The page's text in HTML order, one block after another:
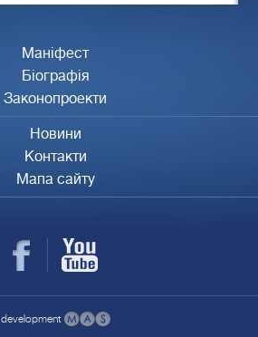
Маніфест
Біографія
Законопроекти
Новини
Контакти
Мапа сайту
development